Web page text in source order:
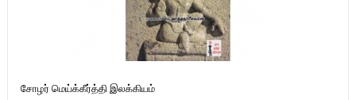
சோழர் மெய்க்கீர்த்தி இலக்கியம்